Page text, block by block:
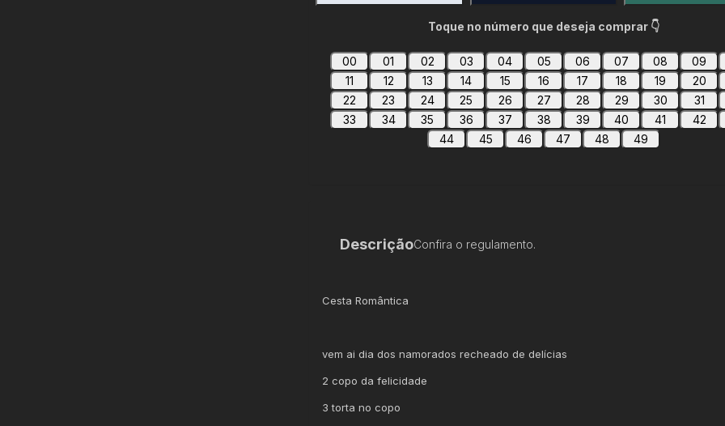
Toque no número que deseja comprar 👇
00 01 02 03 04 05 06 07 08 09
11
12 13 14 15 16 17 18 19 20
22
23 24 25 26 27 28 29 30 31
33
34 35 36 37 38 39 40 41 42
44
45 46 47 48 49
DescriçãoConfira o regulamento.
Cesta Romântica
vem ai dia dos namorados recheado de delícias
2 copo da felicidade
3 torta no copo